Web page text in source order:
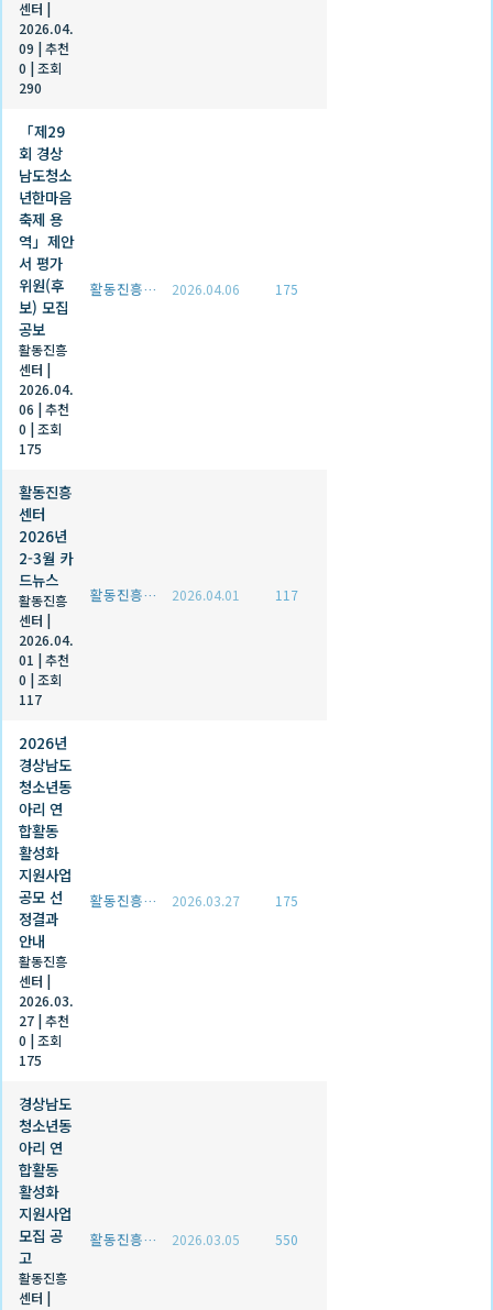
센터 |
2026.04.
09 |추천
0 |조회
290
「제29
회 경상
남도청소
년한마음
축제 용
역」제안
서 평가
위원(후
보) 모집
공보
활동진흥
센터 |
2026.04.
06 |추천
0 |조회
175
활동진흥센터 2026.04.06 175
활동진흥
센터
2026년
2-3월 카
드뉴스
활동진흥
센터 |
2026.04.
01 |추천
0 |조회
117
활동진흥센터 2026.04.01 117
2026년
경상남도
청소년동
아리 연
합활동
활성화
지원사업
공모 선
정결과
안내
활동진흥
센터 |
2026.03.
27 |추천
0 |조회
175
활동진흥센터 2026.03.27 175
경상남도
청소년동
아리 연
합활동
활성화
지원사업
모집 공
고
활동진흥
센터 |
활동진흥센터 2026.03.05 550